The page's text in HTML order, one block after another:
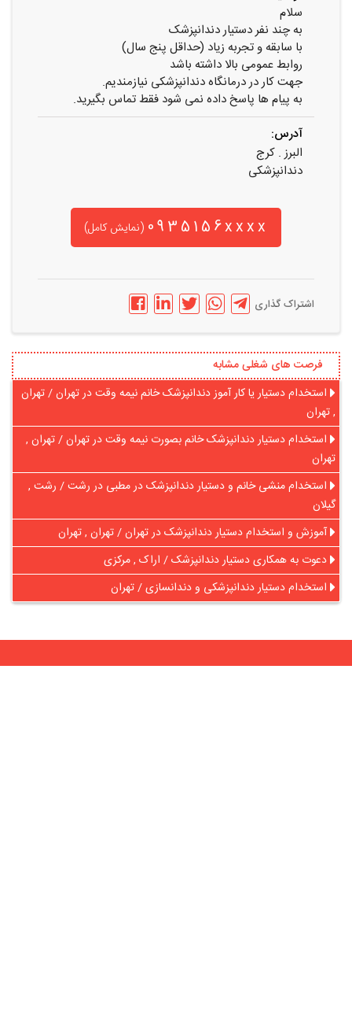
سلام
به چند نفر دستیار دندانپزشک
با سابقه و تجربه زیاد (حداقل پنج سال)
روابط عمومی بالا داشته باشد
جهت کار در درمانگاه دندانپزشکی نیازمندیم.
به پیام ها پاسخ داده نمی شود فقط تماس بگیرید.
آدرس:
البرز . کرج
دندانپزشکی
0935156xxxx (نمایش کامل)
اشتراک گذاری
فرصت های شغلی مشابه
استخدام دستیار یا کار آموز دندانپزشک خانم نیمه وقت در تهران / تهران
, تهران
استخدام دستیار دندانپزشک خانم بصورت نیمه وقت در تهران / تهران ,
تهران
استخدام منشی خانم و دستیار دندانپزشک در مطبی در رشت / رشت ,
گیلان
آموزش و استخدام دستیار دندانپزشک در تهران / تهران , تهران
دعوت به همکاری دستیار دندانپزشک / اراک , مرکزی
استخدام دستیار دندانپزشکی و دندانسازی / تهران